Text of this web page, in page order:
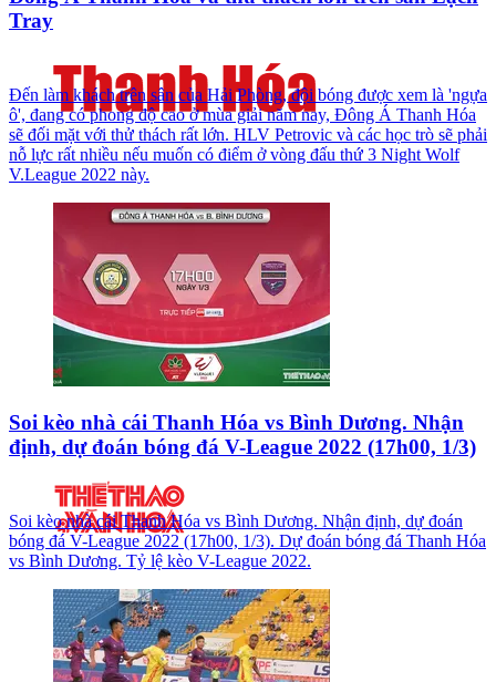
Tray
Đến làm khách trên sân của Hải Phòng, đội bóng được xem là 'ngựa
ô', đang có phong độ cao ở mùa giải năm nay, Đông Á Thanh Hóa
sẽ đối mặt với thử thách rất lớn. HLV Petrovic và các học trò sẽ phải
nỗ lực rất nhiều nếu muốn có điểm ở vòng đấu thứ 3 Night Wolf
V.League 2022 này.
Soi kèo nhà cái Thanh Hóa vs Bình Dương. Nhận
định, dự đoán bóng đá V-League 2022 (17h00, 1/3)
Soi kèo nhà cái Thanh Hóa vs Bình Dương. Nhận định, dự đoán
bóng đá V-League 2022 (17h00, 1/3). Dự đoán bóng đá Thanh Hóa
vs Bình Dương. Tỷ lệ kèo V-League 2022.